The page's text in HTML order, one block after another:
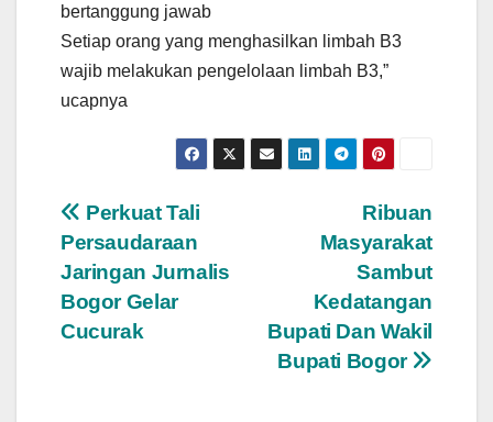
bertanggung jawab
Setiap orang yang menghasilkan limbah B3
wajib melakukan pengelolaan limbah B3,”
ucapnya
Navigasi
pos
Ribuan
Masyarakat
Sambut
Kedatangan
Bupati Dan Wakil
Bupati Bogor
Perkuat Tali
Persaudaraan
Jaringan Jurnalis
Bogor Gelar
Cucurak